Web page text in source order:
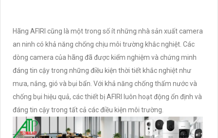
Hãng AFIRI cũng là một trong số ít những nhà sản xuất camera
an ninh có khả năng chống chịu môi trường khắc nghiệt. Các
dòng camera của hãng đã được kiểm nghiệm và chứng minh
đáng tin cậy trong những điều kiện thời tiết khắc nghiệt như
mưa, nắng, gió và bụi bẩn. Với khả năng chống thấm nước và
chống bụi hiệu quả, các thiết bị AFIRI luôn hoạt động ổn định và
đáng tin cậy trong tất cả các điều kiện môi trường.